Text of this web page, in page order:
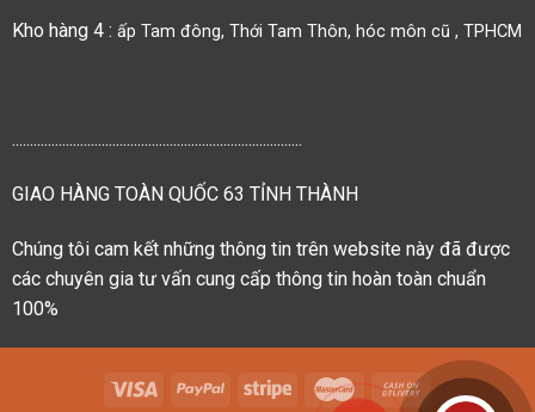
Kho hàng 4 : ấp Tam đông, Thới Tam Thôn, hóc môn cũ , TPHCM
.................................................................................
GIAO HÀNG TOÀN QUỐC 63 TỈNH THÀNH
Chúng tôi cam kết những thông tin trên website này đã được
các chuyên gia tư vấn cung cấp thông tin hoàn toàn chuẩn
100%